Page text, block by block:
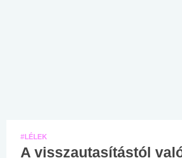
#LÉLEK
A visszautasítástól